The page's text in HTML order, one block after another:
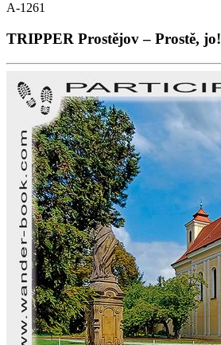
A-1261
TRIPPER Prostějov – Prostě, jo!